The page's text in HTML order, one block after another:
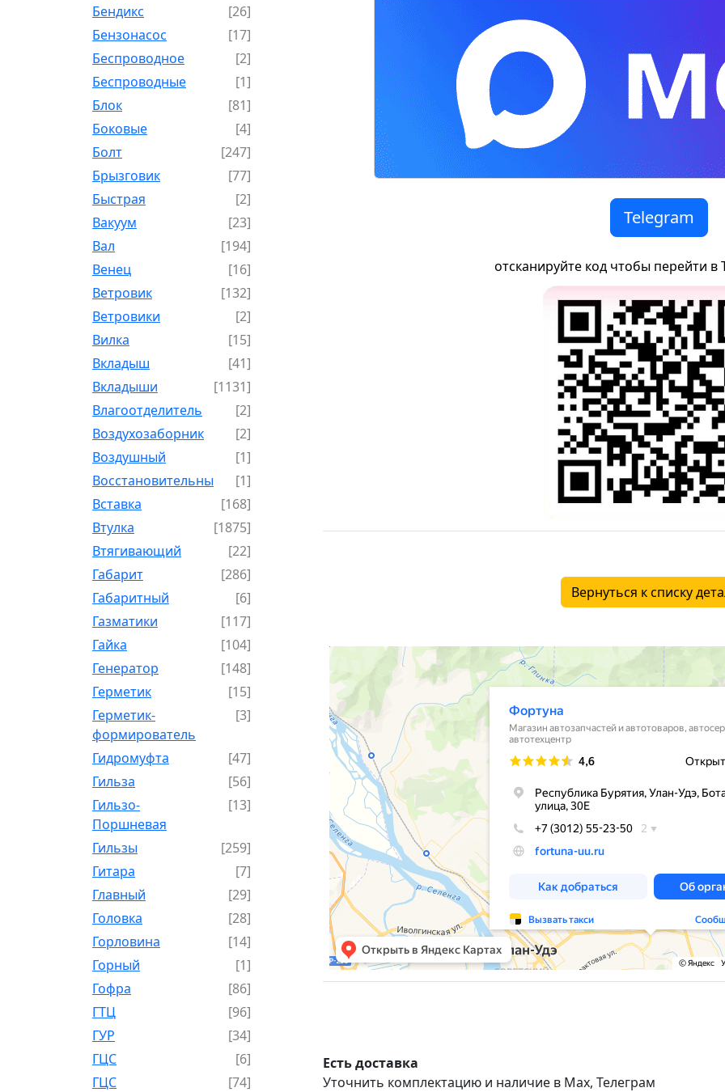
Бендикс
[26]
Бензонасос
[17]
Беспроводное
[2]
Беспроводные
[1]
Блок
[81]
Боковые
[4]
Болт
[247]
Брызговик
[77]
Быстрая
[2]
Вакуум
[23]
Вал
[194]
Венец
[16]
Ветровик
[132]
Ветровики
[2]
Вилка
[15]
Вкладыш
[41]
Вкладыши
[1131]
Влагоотделитель
[2]
Воздухозаборник
[2]
Воздушный
[1]
Восстановительный
[1]
Вставка
[168]
Втулка
[1875]
Втягивающий
[22]
Габарит
[286]
Габаритный
[6]
Газматики
[117]
Гайка
[104]
Генератор
[148]
Герметик
[15]
Герметик-
формирователь
[3]
Гидромуфта
[47]
Гильза
[56]
Гильзо-
Поршневая
[13]
Гильзы
[259]
Гитара
[7]
Главный
[29]
Головка
[28]
Горловина
[14]
Горный
[1]
Гофра
[86]
ГТЦ
[96]
ГУР
[34]
ГЦC
[6]
ГЦС
[74]
Telegram
отсканируйте код чтобы перейти в
Вернуться к списку
Есть доставка
Уточнить комплектацию и наличие в Max, Телеграм